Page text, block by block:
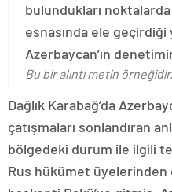
bulundukları
esnasında ele
Azerbaycan’ın
Bu bir alıntı metin örneğidir.
Dağlık Karabağ’da
çatışmaları sonlandıran
bölgedeki durum ile ilgili
Rus hükümet üyelerinden